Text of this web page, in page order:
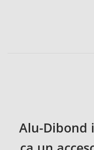
Alu-Dibond